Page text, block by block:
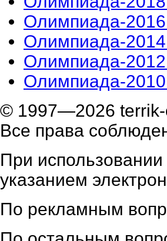
Олимпиада-
Олимпиада-
Олимпиада-
Олимпиада-
© 1997—2026
Все права
При
указанием
По рекламным